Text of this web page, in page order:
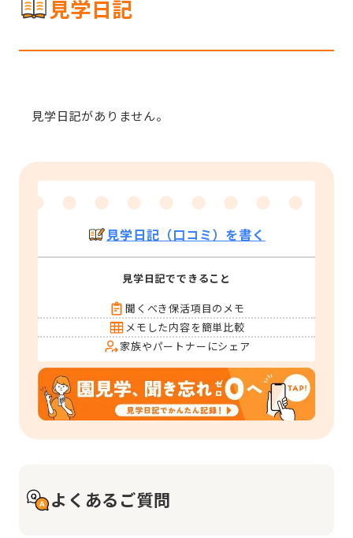
見学日記
見学日記がありません。
見学日記（口コミ）を書く
見学日記でできること
聞くべき保活項目のメモ
メモした内容を簡単比較
家族やパートナーにシェア
よくあるご質問